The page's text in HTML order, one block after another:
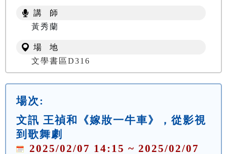
講 師
黃秀蘭
場 地
文學書區D316
場次:
文訊 王禎和《嫁妝一牛車》，從影視
到歌舞劇
2025/02/07 14:15 ~ 2025/02/07